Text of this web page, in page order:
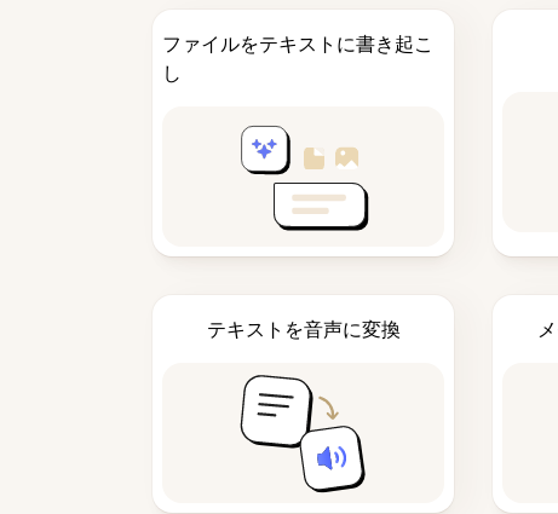
ファイルをテキストに書き起こ
し
テキストを音声に変換